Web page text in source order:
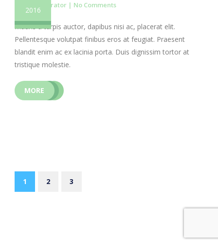
2016
By administrator | No Comments
Mauris a turpis auctor, dapibus nisi ac, placerat elit.
Pellentesque volutpat finibus eros at feugiat. Praesent
blandit enim ac ex lacinia porta. Duis dignissim tortor at
tristique molestie.
MORE
1 2 3